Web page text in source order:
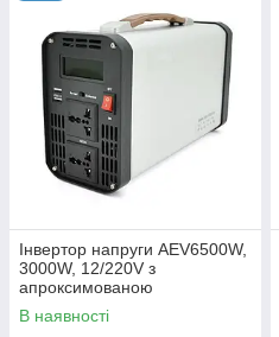
Інвертор напруги AEV6500W,
3000W, 12/220V з
апроксимованою
синусоїдою, 2 універсальні
розетки, 2*USB (DC:5V/2.4A),
В наявності